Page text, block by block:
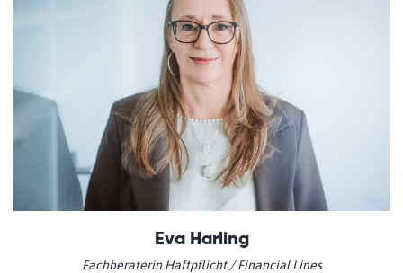
Eva Harling
Fachberaterin Haftpflicht / Financial Lines